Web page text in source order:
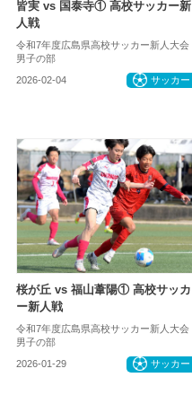
皆実 vs 国泰寺① 高校サッカー新
人戦
令和7年度広島県高校サッカー新人大会
男子の部
2026-02-04 サッカー
桜が丘 vs 福山葦陽① 高校サッカ
ー新人戦
令和7年度広島県高校サッカー新人大会
男子の部
2026-01-29 サッカー